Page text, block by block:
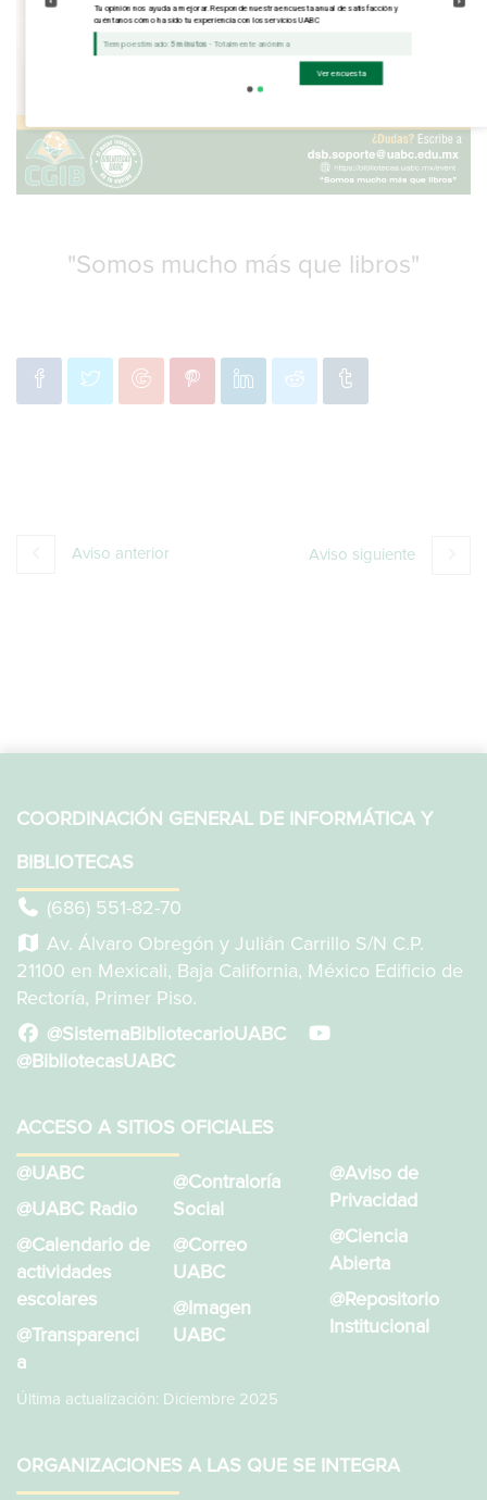
"Somos mucho más que libros"
Aviso anterior Aviso siguiente
COORDINACIÓN GENERAL DE INFORMÁTICA Y
BIBLIOTECAS
(686) 551-82-70
Av. Álvaro Obregón y Julián Carrillo S/N C.P.
21100 en Mexicali, Baja California, México Edificio de
Rectoría, Primer Piso.
@SistemaBibliotecarioUABC
@BibliotecasUABC
ACCESO A SITIOS OFICIALES
@UABC
@UABC Radio
@Calendario de
actividades
escolares
@Transparenci
a
@Contraloría
Social
@Correo
UABC
@Imagen
UABC
@Aviso de
Privacidad
@Ciencia
Abierta
@Repositorio
Institucional
Última actualización: Diciembre 2025
ORGANIZACIONES A LAS QUE SE INTEGRA
Tu opinión nos ayuda a mejorar. Responde nuestra encuesta anual de satisfacción y
cuéntanos cómo ha sido tu experiencia con los servicios UABC
Tiempo estimado:5 minutos - Totalmente anónima
Ver encuesta